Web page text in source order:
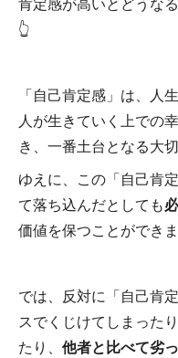
👆
「自己肯定感」は、人
人が生きていく上での
き、一番土台となる大
ゆえに、この「自己肯
て落ち込んだとしても
価値を保つことができま
では、反対に「自己肯
スでくじけてしまった
たり、 他者と比べて劣